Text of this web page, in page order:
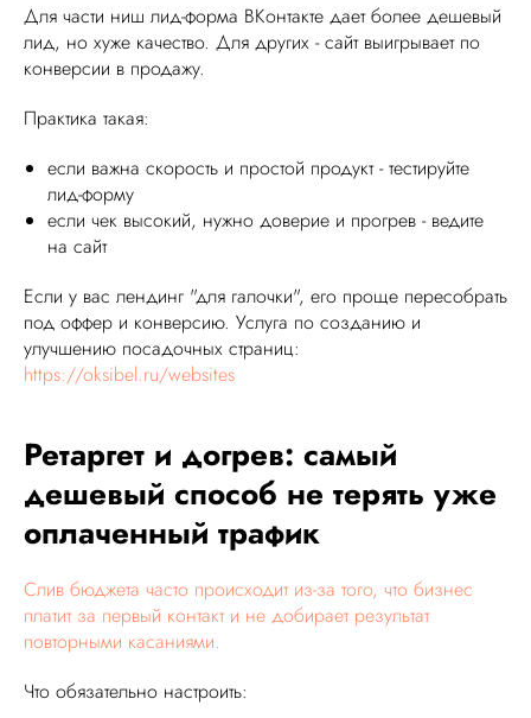
Для части ниш лид-форма ВКонтакте дает более дешевый
лид, но хуже качество. Для других - сайт выигрывает по
конверсии в продажу.
Практика такая:
если важна скорость и простой продукт - тестируйте
лид-форму
если чек высокий, нужно доверие и прогрев - ведите
на сайт
Если у вас лендинг "для галочки", его проще пересобрать
под оффер и конверсию. Услуга по созданию и
улучшению посадочных страниц:
https://oksibel.ru/websites
Ретаргет и догрев: самый
дешевый способ не терять уже
оплаченный трафик
Слив бюджета часто происходит из-за того, что бизнес
платит за первый контакт и не добирает результат
повторными касаниями.
Что обязательно настроить: